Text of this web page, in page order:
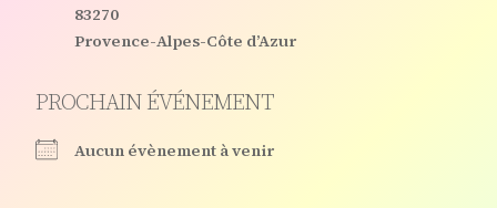
83270
Provence-Alpes-Côte d’Azur
PROCHAIN ÉVÉNEMENT
Aucun évènement à venir